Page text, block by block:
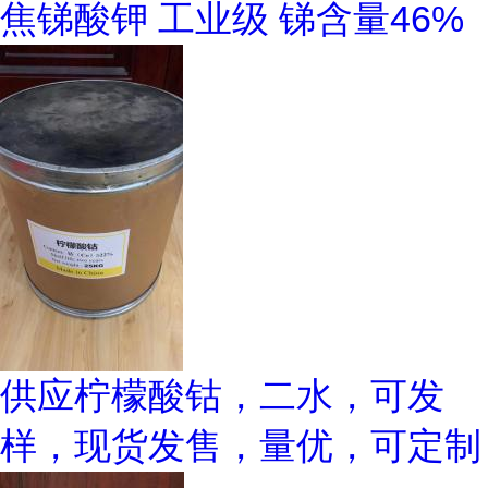
焦锑酸钾 工业级 锑含量46%
供应柠檬酸钴，二水，可发
样，现货发售，量优，可定制